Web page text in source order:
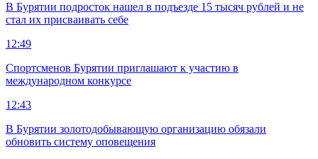
В Бурятии подросток нашел в подъезде 15 тысяч рублей и не
стал их присваивать себе
12:49
Спортсменов Бурятии приглашают к участию в
международном конкурсе
12:43
В Бурятии золотодобывающую организацию обязали
обновить систему оповещения